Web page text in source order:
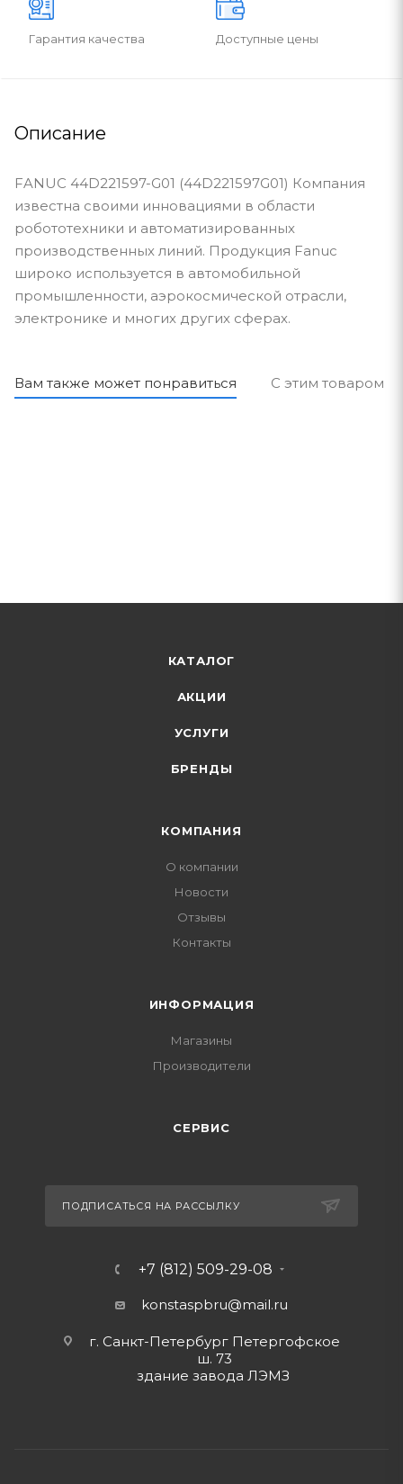
Гарантия качества Доступные цены
Описание
FANUC 44D221597-G01 (44D221597G01) Компания
известна своими инновациями в области
робототехники и автоматизированных
производственных линий. Продукция Fanuc
широко используется в автомобильной
промышленности, аэрокосмической отрасли,
электронике и многих других сферах.
Вам также может понравиться С этим товаром
КАТАЛОГ
АКЦИИ
УСЛУГИ
БРЕНДЫ
КОМПАНИЯ
О компании
Новости
Отзывы
Контакты
ИНФОРМАЦИЯ
Магазины
Производители
СЕРВИС
ПОДПИСАТЬСЯ НА РАССЫЛКУ
+7 (812) 509-29-08
konstaspbru@mail.ru
г. Санкт-Петербург Петергофское
ш. 73
здание завода ЛЭМЗ